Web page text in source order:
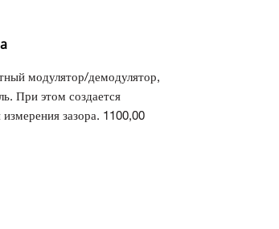
العربية
модулятор/демодулятор,
При этом создается
зазора. 1100,00